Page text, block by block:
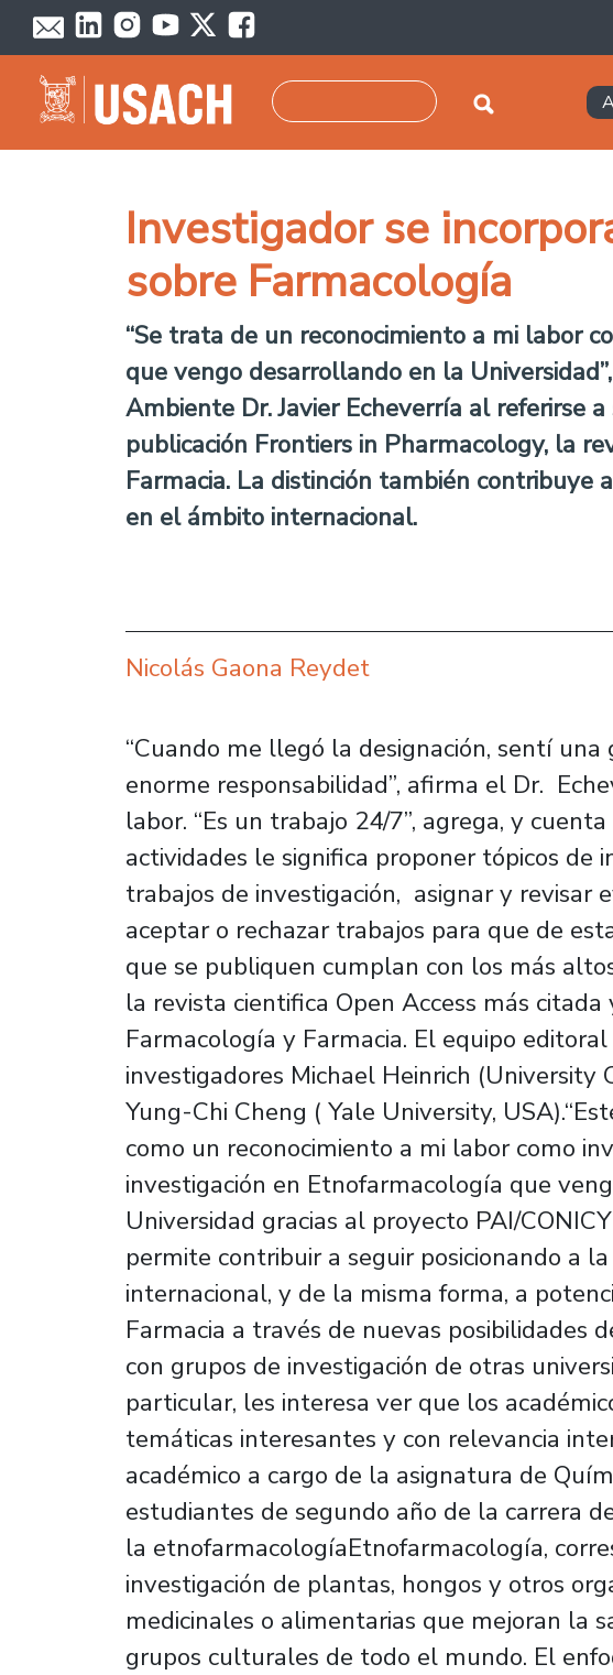
Skip to main content
Investigador se
sobre Farmacología
“Se trata de un reconocimiento a mi labor
que vengo desarrollando en la
Ambiente Dr. Javier Echeverría al referirse
publicación Frontiers in Pharmacology, la
Farmacia. La distinción también
en el ámbito internacional.
Nicolás Gaona Reydet
“Cuando me llegó la designación, sentí una
enorme responsabilidad”, afirma el Dr.
labor. “Es un trabajo 24/7”, agrega, y
actividades le significa proponer tópicos de
trabajos de investigación, asignar y revisar
aceptar o rechazar trabajos para que de
que se publiquen cumplan con los más
la revista cientifica Open Access más
Farmacología y Farmacia. El equipo
investigadores Michael Heinrich (University
Yung-Chi Cheng ( Yale University,
como un reconocimiento a mi labor como
investigación en Etnofarmacología que
Universidad gracias al proyecto PAI/
permite contribuir a seguir posicionando a
internacional, y de la misma forma, a
Farmacia a través de nuevas posibilidades
con grupos de investigación de otras
particular, les interesa ver que los
temáticas interesantes y con relevancia
académico a cargo de la asignatura de
estudiantes de segundo año de la carrera
la etnofarmacologíaEtnofarmacología,
investigación de plantas, hongos y otros
medicinales o alimentarias que mejoran la
grupos culturales de todo el mundo. El